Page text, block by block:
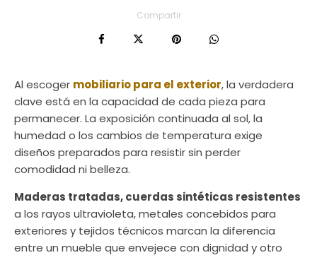
Compartir
Al escoger mobiliario para el exterior, la verdadera
clave está en la capacidad de cada pieza para
permanecer. La exposición continuada al sol, la
humedad o los cambios de temperatura exige
diseños preparados para resistir sin perder
comodidad ni belleza.
Maderas tratadas, cuerdas sintéticas resistentes
a los rayos ultravioleta, metales concebidos para
exteriores y tejidos técnicos marcan la diferencia
entre un mueble que envejece con dignidad y otro